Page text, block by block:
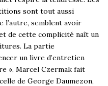
sont tout aussi
l’autre, semblent avoir
de cette complicité naît un
La partie
un livre d’entretien
», Marcel Czermak fait
de George Daumezon,